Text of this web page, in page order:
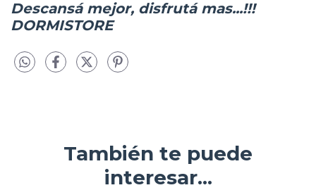
Descansá mejor, disfrutá mas...!!!
DORMISTORE
También te puede
interesar...